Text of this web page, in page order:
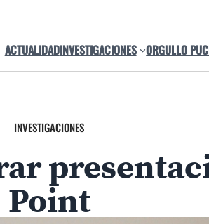
ACTUALIDADINVESTIGACIONES ORGULLO
INVESTIGACIONES
Point